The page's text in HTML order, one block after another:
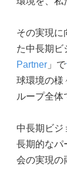
その実現に
た中長期ビ
Partner 」で
球環境の様
ループ全体
中長期ビジ
長期的なパ
会の実現の